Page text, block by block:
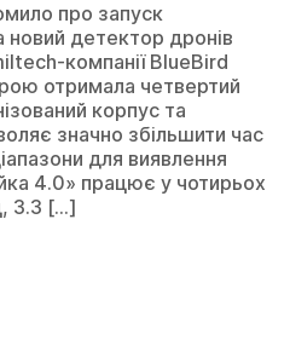
про запуск
детектор дронів
компанії BlueBird
отримала четвертий
корпус та
значно збільшити час
для виявлення
4.0» працює у чотирьох
3.3 […]